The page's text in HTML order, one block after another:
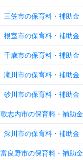
三笠市の保育料・補助金
根室市の保育料・補助金
千歳市の保育料・補助金
滝川市の保育料・補助金
砂川市の保育料・補助金
歌志内市の保育料・補助金
深川市の保育料・補助金
富良野市の保育料・補助金